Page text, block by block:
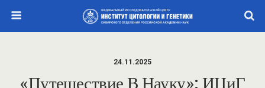
24.11.2025
«Путешествие В Науку»: ИЦиГ